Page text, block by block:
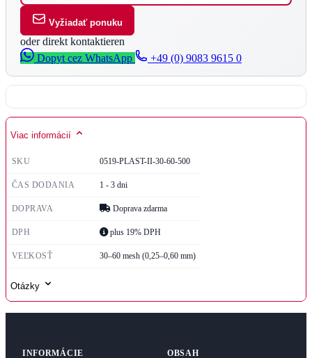
Vyžiadať ponuku
oder direkt kontaktieren
Dopyt cez WhatsApp
+49 (0) 9083 9615 0
Viac informácií
SKU 0519-PLAST-II-30-60-500
ČAS DODANIA 1 - 3 dni
DOPRAVA Doprava zdarma
DPH plus 19% DPH
VEĽKOSŤ 30–60 mesh (0,25–0,60 mm)
Otázky
INFORMÁCIE OBSAH